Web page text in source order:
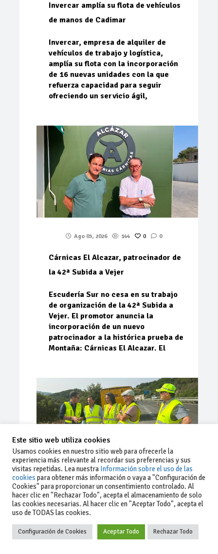
Invercar amplía su flota de vehículos
de manos de Cadimar
Invercar, empresa de alquiler de
vehículos de trabajo y logística,
amplía su flota con la incorporación
de 16 nuevas unidades con la que
refuerza capacidad para seguir
ofreciendo un servicio ágil,
Ago 03, 2026 144 0 0
Cárnicas El Alcazar, patrocinador de
la 42ª Subida a Vejer
Escudería Sur no cesa en su trabajo
de organización de la 42ª Subida a
Vejer. El promotor anuncia la
incorporación de un nuevo
patrocinador a la histórica prueba de
Montaña: Cárnicas El Alcazar. El
Ago 03, 2026 76 0 0
La Junta implementa mejoras en la
A381 por Los Barrios
Este sitio web utiliza cookies
Usamos cookies en nuestro sitio web para ofrecerle la
experiencia más relevante al recordar sus preferencias y sus
visitas repetidas. Lea nuestra Información sobre el uso de las
cookies para obtener más información o vaya a "Configuración de
Cookies" para proporcionar un consentimiento controlado. Al
hacer clic en "Rechazar Todo", acepta el almacenamiento de solo
las cookies necesarias. Al hacer clic en "Aceptar Todo", acepta el
uso de TODAS las cookies.
Configuración de Cookies Aceptar Todo Rechazar Todo